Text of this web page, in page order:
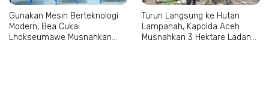
Gunakan Mesin Berteknologi
Modern, Bea Cukai
Lhokseumawe Musnahkan
Turun Langsung ke Hutan
Lampanah, Kapolda Aceh
Musnahkan 3 Hektare Ladang